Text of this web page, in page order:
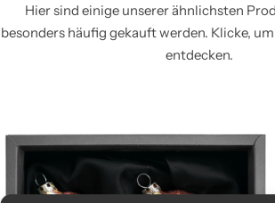
Hier sind einige unserer ähnlichsten
besonders häufig gekauft werden. Klicke,
entdecken.